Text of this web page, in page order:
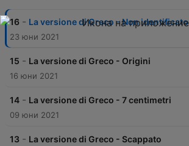
16 - La versione di Greco - Non identificato
23 юни 2021
15 - La versione di Greco - Origini
16 юни 2021
14 - La versione di Greco - 7 centimetri
09 юни 2021
13 - La versione di Greco - Scappato